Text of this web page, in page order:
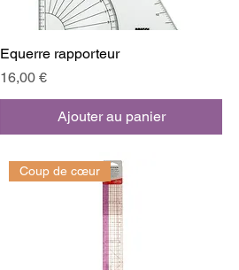
Equerre rapporteur
Prix
16,00 €
Ajouter au panier
Coup de cœur